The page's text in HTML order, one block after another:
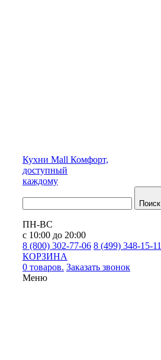
Кухни Mall Комфорт,
доступный
каждому
Поиск
ПН-ВС
с 10:00 до 20:00
8 (800) 302-77-06 8 (499) 348-15-11
КОРЗИНА
0 товаров. Заказать звонок
Меню